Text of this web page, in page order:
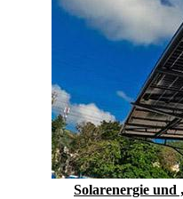
Solarenergie